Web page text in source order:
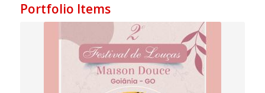
Portfolio Items